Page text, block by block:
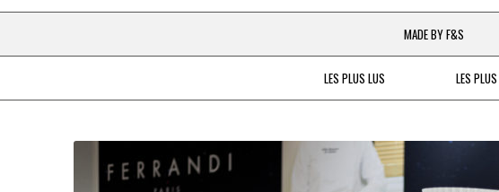
MADE BY F&S
CHEFS &
À LA PETITE
DESTIN DE
LES PLUS LUS LES